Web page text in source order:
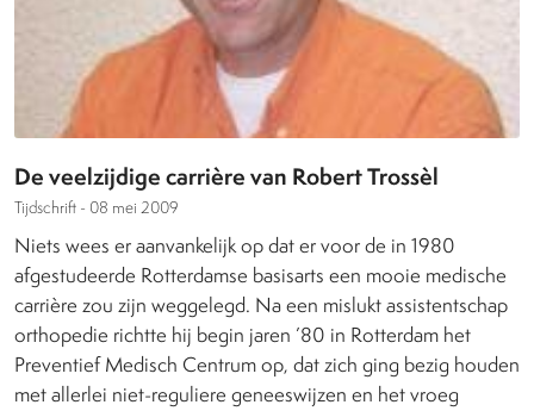
De veelzijdige carrière van Robert Trossèl
Tijdschrift - 08 mei 2009
Niets wees er aanvankelijk op dat er voor de in 1980
afgestudeerde Rotterdamse basisarts een mooie medische
carrière zou zijn weggelegd. Na een mislukt assistentschap
orthopedie richtte hij begin jaren ’80 in Rotterdam het
Preventief Medisch Centrum op, dat zich ging bezig houden
met allerlei niet-reguliere geneeswijzen en het vroeg